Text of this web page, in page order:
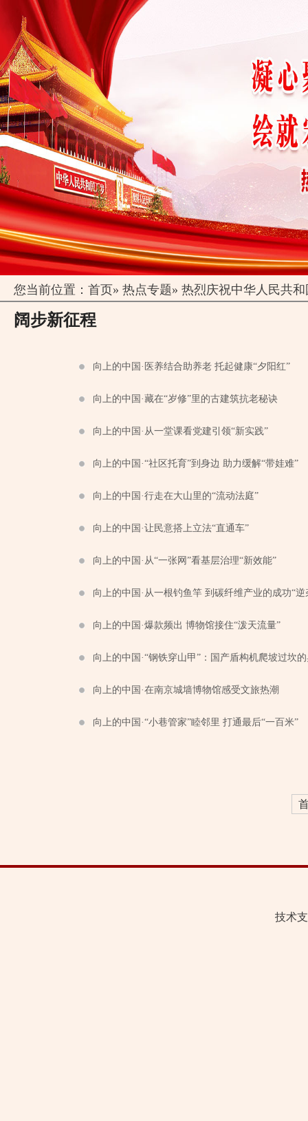
您当前位置： 首页» 热点专题» 热烈庆祝中华人民共
阔步新征程
向上的中国·医养结合助养老 托起健康“夕阳红”
向上的中国·藏在“岁修”里的古建筑抗老秘诀
向上的中国·从一堂课看党建引领“新实践”
向上的中国·“社区托育”到身边 助力缓解“带娃难”
向上的中国·行走在大山里的“流动法庭”
向上的中国·让民意搭上立法“直通车”
向上的中国·从“一张网”看基层治理“新效能”
向上的中国·从一根钓鱼竿 到碳纤维产业的成功“逆
向上的中国·爆款频出 博物馆接住“泼天流量”
向上的中国·“钢铁穿山甲”：国产盾构机爬坡过坎
向上的中国·在南京城墙博物馆感受文旅热潮
向上的中国·“小巷管家”睦邻里 打通最后“一百米”
技术